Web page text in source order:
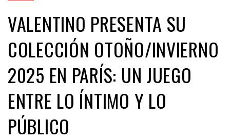
VALENTINO PRESENTA SU
COLECCIÓN OTOÑO/INVIERNO
2025 EN PARÍS: UN JUEGO
ENTRE LO ÍNTIMO Y LO
PÚBLICO